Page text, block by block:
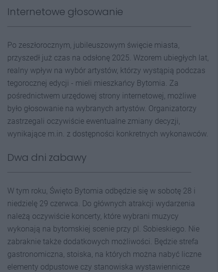
Internetowe głosowanie
Po zeszłorocznym, jubileuszowym święcie miasta,
przyszedł już czas na odsłonę 2025. Wzorem ubiegłych lat,
realny wpływ na wybór artystów, którzy wystąpią podczas
tegorocznej edycji - mieli mieszkańcy Bytomia. Za
pośrednictwem urzędowej strony internetowej, możliwe
było głosowanie na wybranych artystów. Organizatorzy
zastrzegali oczywiście ewentualne zmiany decyzji,
wynikające m.in. z dostępności konkretnych wykonawców.
Dwa dni zabawy
W tym roku, Święto Bytomia odbędzie się w sobotę 28 i
niedzielę 29 czerwca. Do głównych atrakcji wydarzenia
należą oczywiście koncerty, które wybrani muzycy
wykonają na bytomskiej scenie przy pl. Sobieskiego. Nie
zabraknie także dodatkowych możliwości. Będzie strefa
gastronomiczna, stoiska, na których można nabyć liczne
elementy odpustowe czy stanowiska wystawiennicze